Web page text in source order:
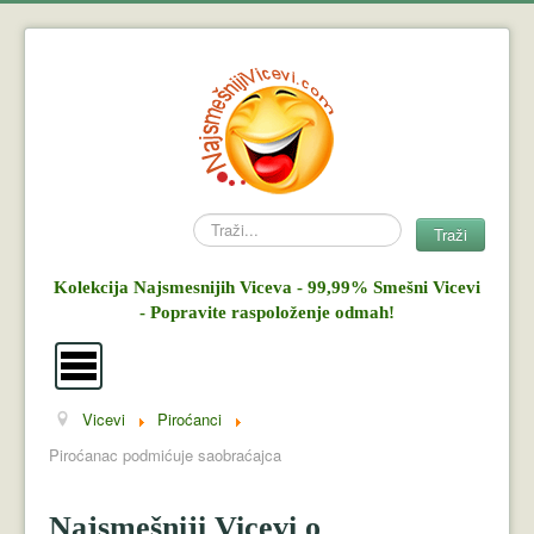
Search Traži
Kolekcija Najsmesnijih Viceva - 99,99% Smešni Vicevi
- Popravite raspoloženje odmah!
Vicevi
Vicevi
Piroćanci
Piroćanac podmićuje saobraćajca